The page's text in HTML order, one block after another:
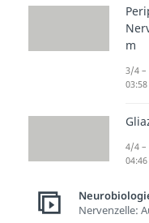
Mit
m
3/4
03:58
4/4 –
04:46
Nervenzelle: